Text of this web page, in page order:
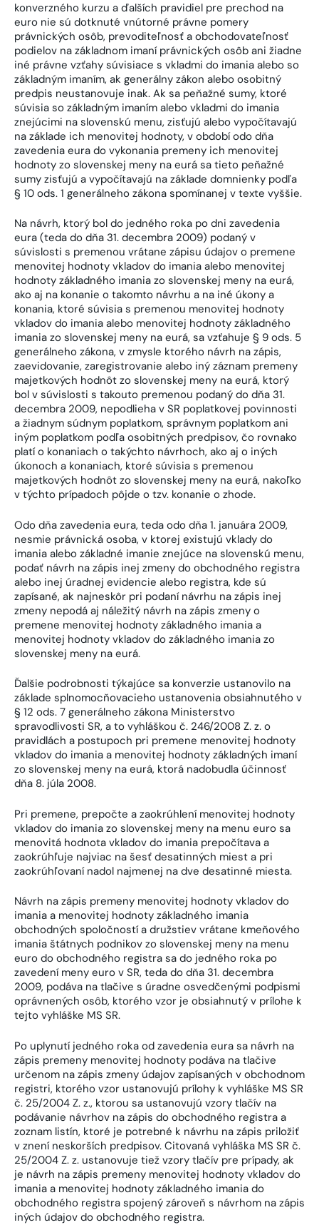
konverzného kurzu a ďalších pravidiel pre prechod na
euro nie sú dotknuté vnútorné právne pomery
právnických osôb, prevoditeľnosť a obchodovateľnosť
podielov na základnom imaní právnických osôb ani žiadne
iné právne vzťahy súvisiace s vkladmi do imania alebo so
základným imaním, ak generálny zákon alebo osobitný
predpis neustanovuje inak. Ak sa peňažné sumy, ktoré
súvisia so základným imaním alebo vkladmi do imania
znejúcimi na slovenskú menu, zisťujú alebo vypočítavajú
na základe ich menovitej hodnoty, v období odo dňa
zavedenia eura do vykonania premeny ich menovitej
hodnoty zo slovenskej meny na eurá sa tieto peňažné
sumy zisťujú a vypočítavajú na základe domnienky podľa
§ 10 ods. 1 generálneho zákona spomínanej v texte vyššie.
Na návrh, ktorý bol do jedného roka po dni zavedenia
eura (teda do dňa 31. decembra 2009) podaný v
súvislosti s premenou vrátane zápisu údajov o premene
menovitej hodnoty vkladov do imania alebo menovitej
hodnoty základného imania zo slovenskej meny na eurá,
ako aj na konanie o takomto návrhu a na iné úkony a
konania, ktoré súvisia s premenou menovitej hodnoty
vkladov do imania alebo menovitej hodnoty základného
imania zo slovenskej meny na eurá, sa vzťahuje § 9 ods. 5
generálneho zákona, v zmysle ktorého návrh na zápis,
zaevidovanie, zaregistrovanie alebo iný záznam premeny
majetkových hodnôt zo slovenskej meny na eurá, ktorý
bol v súvislosti s takouto premenou podaný do dňa 31.
decembra 2009, nepodlieha v SR poplatkovej povinnosti
a žiadnym súdnym poplatkom, správnym poplatkom ani
iným poplatkom podľa osobitných predpisov, čo rovnako
platí o konaniach o takýchto návrhoch, ako aj o iných
úkonoch a konaniach, ktoré súvisia s premenou
majetkových hodnôt zo slovenskej meny na eurá, nakoľko
v týchto prípadoch pôjde o tzv. konanie o zhode.
Odo dňa zavedenia eura, teda odo dňa 1. januára 2009,
nesmie právnická osoba, v ktorej existujú vklady do
imania alebo základné imanie znejúce na slovenskú menu,
podať návrh na zápis inej zmeny do obchodného registra
alebo inej úradnej evidencie alebo registra, kde sú
zapísané, ak najneskôr pri podaní návrhu na zápis inej
zmeny nepodá aj náležitý návrh na zápis zmeny o
premene menovitej hodnoty základného imania a
menovitej hodnoty vkladov do základného imania zo
slovenskej meny na eurá.
Ďalšie podrobnosti týkajúce sa konverzie ustanovilo na
základe splnomocňovacieho ustanovenia obsiahnutého v
§ 12 ods. 7 generálneho zákona Ministerstvo
spravodlivosti SR, a to vyhláškou č. 246/2008 Z. z. o
pravidlách a postupoch pri premene menovitej hodnoty
vkladov do imania a menovitej hodnoty základných imaní
zo slovenskej meny na eurá, ktorá nadobudla účinnosť
dňa 8. júla 2008.
Pri premene, prepočte a zaokrúhlení menovitej hodnoty
vkladov do imania zo slovenskej meny na menu euro sa
menovitá hodnota vkladov do imania prepočítava a
zaokrúhľuje najviac na šesť desatinných miest a pri
zaokrúhľovaní nadol najmenej na dve desatinné miesta.
Návrh na zápis premeny menovitej hodnoty vkladov do
imania a menovitej hodnoty základného imania
obchodných spoločností a družstiev vrátane kmeňového
imania štátnych podnikov zo slovenskej meny na menu
euro do obchodného registra sa do jedného roka po
zavedení meny euro v SR, teda do dňa 31. decembra
2009, podáva na tlačive s úradne osvedčenými podpismi
oprávnených osôb, ktorého vzor je obsiahnutý v prílohe k
tejto vyhláške MS SR.
Po uplynutí jedného roka od zavedenia eura sa návrh na
zápis premeny menovitej hodnoty podáva na tlačive
určenom na zápis zmeny údajov zapísaných v obchodnom
registri, ktorého vzor ustanovujú prílohy k vyhláške MS SR
č. 25/2004 Z. z., ktorou sa ustanovujú vzory tlačív na
podávanie návrhov na zápis do obchodného registra a
zoznam listín, ktoré je potrebné k návrhu na zápis priložiť
v znení neskorších predpisov. Citovaná vyhláška MS SR č.
25/2004 Z. z. ustanovuje tiež vzory tlačív pre prípady, ak
je návrh na zápis premeny menovitej hodnoty vkladov do
imania a menovitej hodnoty základného imania do
obchodného registra spojený zároveň s návrhom na zápis
iných údajov do obchodného registra.